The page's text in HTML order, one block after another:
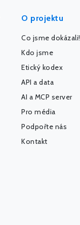
O projektu
Co jsme dokázali!
Kdo jsme
Etický kodex
API a data
AI a MCP server
Pro média
Podpořte nás
Kontakt